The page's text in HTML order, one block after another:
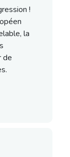
!
la
de